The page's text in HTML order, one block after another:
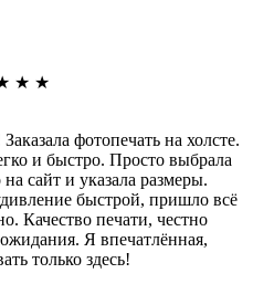
★ ★
фотопечать на холсте.
и быстро. Просто выбрала
на сайт и указала размеры.
быстрой, пришло всё
Качество печати, честно
Я впечатлённая,
только здесь!